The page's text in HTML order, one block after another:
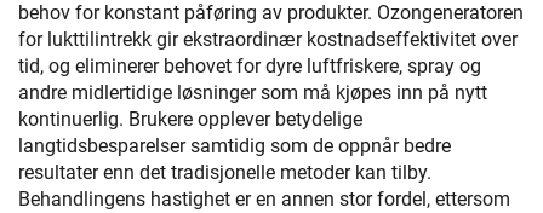
behov for konstant påføring av produkter. Ozongeneratoren
for lukttilintrekk gir ekstraordinær kostnadseffektivitet over
tid, og eliminerer behovet for dyre luftfriskere, spray og
andre midlertidige løsninger som må kjøpes inn på nytt
kontinuerlig. Brukere opplever betydelige
langtidsbesparelser samtidig som de oppnår bedre
resultater enn det tradisjonelle metoder kan tilby.
Behandlingens hastighet er en annen stor fordel, ettersom